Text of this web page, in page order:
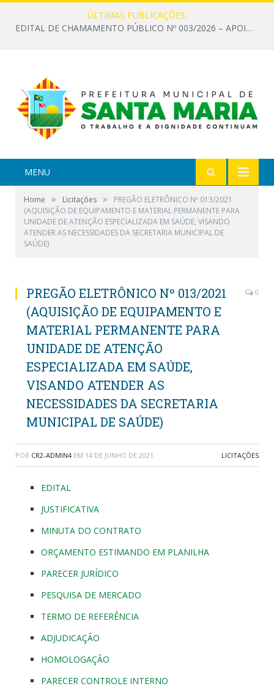
ÚLTIMAS PUBLICAÇÕES:
EDITAL DE CHAMAMENTO PÚBLICO Nº 003/2026 – APOIO À INFRAESTRUTURA CULTURAL
MENU
Home » Licitações »
PREGÃO ELETRÔNICO Nº 013/2021
(AQUISIÇÃO DE EQUIPAMENTO E MATERIAL PERMANENTE PARA
UNIDADE DE ATENÇÃO ESPECIALIZADA EM SAÚDE, VISANDO
ATENDER AS NECESSIDADES DA SECRETARIA MUNICIPAL DE
SAÚDE)
PREGÃO ELETRÔNICO Nº 013/2021
(AQUISIÇÃO DE EQUIPAMENTO E
MATERIAL PERMANENTE PARA
UNIDADE DE ATENÇÃO
ESPECIALIZADA EM SAÚDE,
VISANDO ATENDER AS
NECESSIDADES DA SECRETARIA
MUNICIPAL DE SAÚDE)
0
POR CR2-ADMIN4 EM 14 DE JUNHO DE 2021 LICITAÇÕES
EDITAL
JUSTIFICATIVA
MINUTA DO CONTRATO
ORÇAMENTO ESTIMANDO EM PLANILHA
PARECER JURÍDICO
PESQUISA DE MERCADO
TERMO DE REFERÊNCIA
ADJUDICAÇÃO
HOMOLOGAÇÃO
PARECER CONTROLE INTERNO